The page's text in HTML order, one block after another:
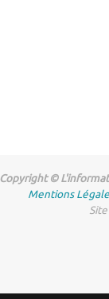
Copyright ©
Mentions